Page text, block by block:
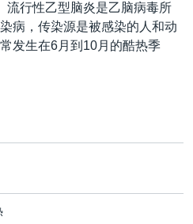
流行性乙型脑炎是乙脑病毒所
病，传染源是被感染的人和动
发生在6月到10月的酷热季